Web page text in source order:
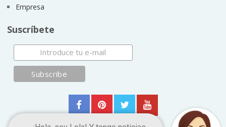
Empresa
Suscríbete